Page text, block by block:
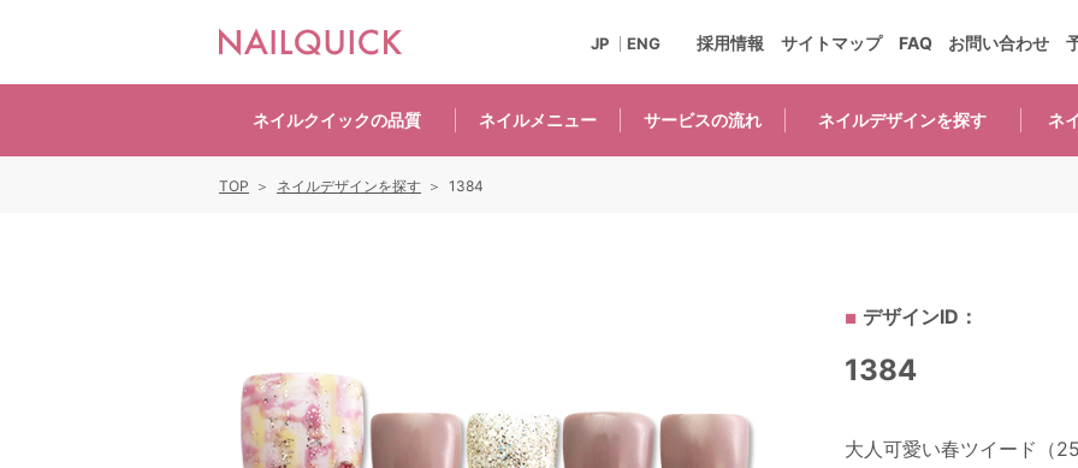
ネイルクイックの品質 ネイルメニュー サービスの流れ ネイルデザインを探す ネ
採用情報 サイトマップ FAQ お問い合わせ
JP ENG
デザインID：
1384
大人可愛い春ツイード（
TOP ネイルデザインを探す 1384